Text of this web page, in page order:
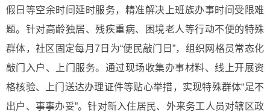
假日等空余时间延时服务，精准解决上班族办事时间受限难
题。针对高龄独居、残疾重病、困境老人等行动不便的特殊
群体，社区固定每月7日为“便民敲门日”，组织网格员常态化
敲门入户、上门服务。通过现场收集办事材料、线上开展资
格核验、上门送达办理证件等贴心举措，实现特殊群体“足不
出户、事事办妥”。针对新入住居民、外来务工人员对辖区政